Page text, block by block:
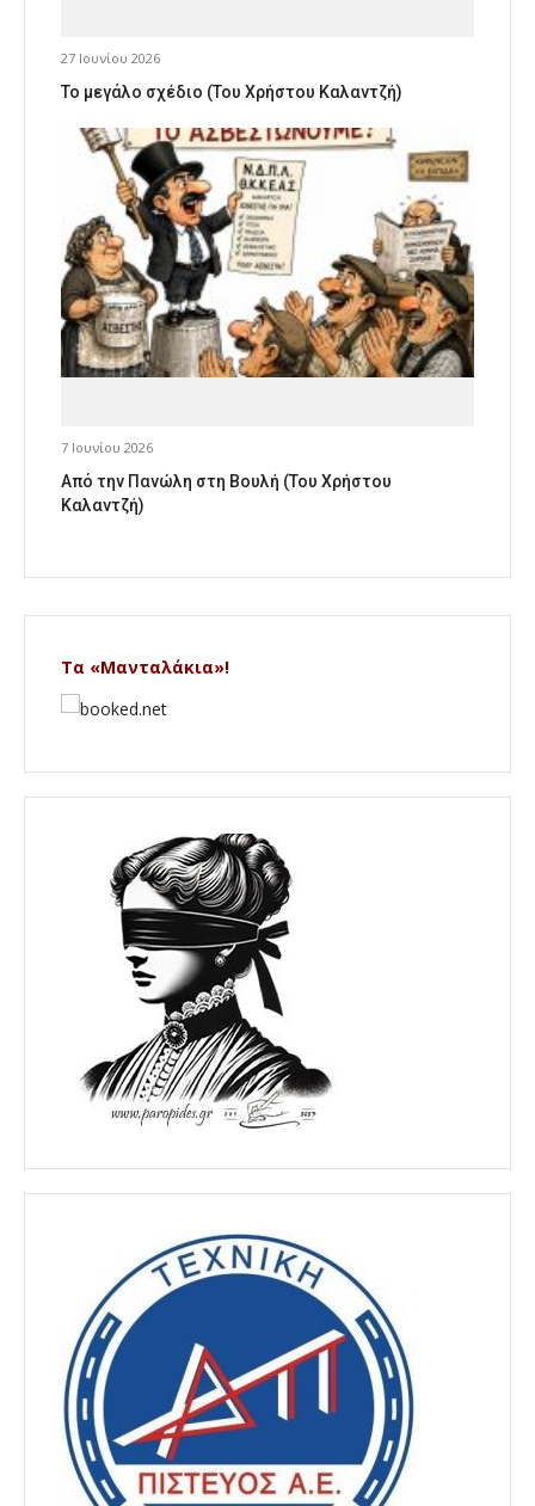
27 Ιουνίου 2026
Το μεγάλο σχέδιο (Του Χρήστου Καλαντζή)
7 Ιουνίου 2026
Από την Πανώλη στη Βουλή (Του Χρήστου
Καλαντζή)
Τα «Μανταλάκια»!